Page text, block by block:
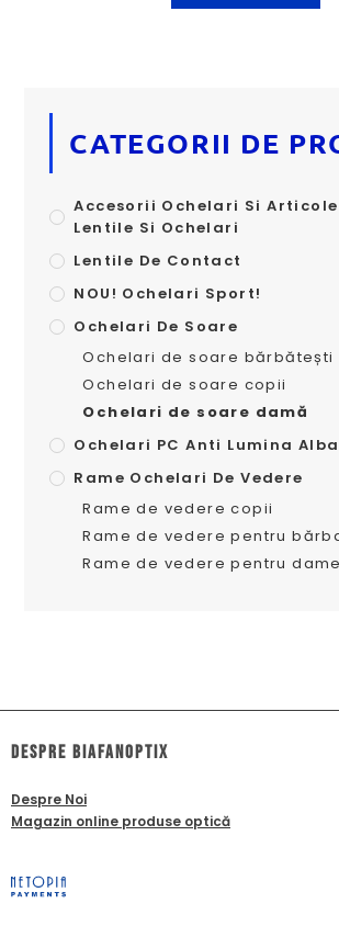
CATEGORII DE
Accesorii Ochelari Si
Lentile Si Ochelari
Lentile De Contact
NOU! Ochelari Sport!
Ochelari De Soare
Ochelari de soare bărbătești
Ochelari de soare copii
Ochelari de soare damă
Ochelari PC Anti Lumina
Rame Ochelari De Vedere
Rame de vedere copii
Rame de vedere pentru
Rame de vedere pentru dame
dESPRE biafanoptix
Despre Noi
Magazin online produse optică